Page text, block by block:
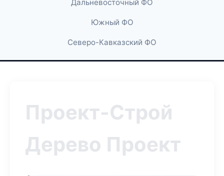
Дальневосточный ФО
Южный ФО
Северо-Кавказский ФО
Проект-Строй
Дерево Проект